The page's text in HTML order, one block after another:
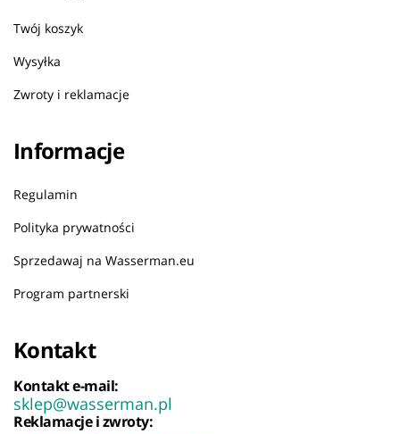
Twój koszyk
Wysyłka
Zwroty i reklamacje
Informacje
Regulamin
Polityka prywatności
Sprzedawaj na Wasserman.eu
Program partnerski
Kontakt
Kontakt e-mail:
sklep@wasserman.pl
Reklamacje i zwroty: